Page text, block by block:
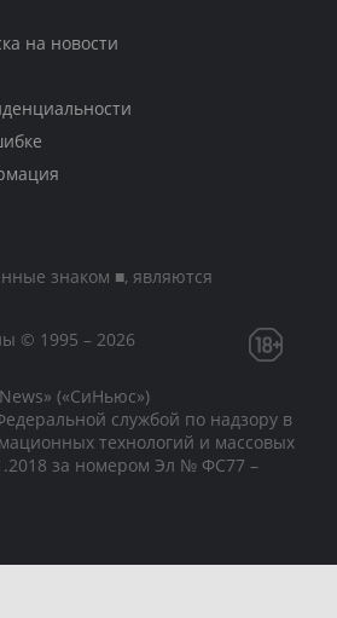
на новости
знаком ■, являются
© 1995 – 2026
(«СиНьюс»)
службой по надзору в
технологий и массовых
за номером Эл № ФС77 –